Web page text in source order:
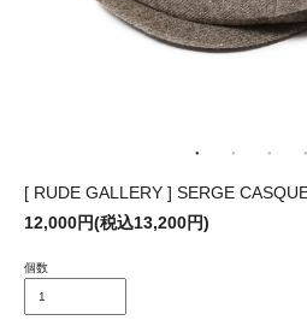
[ RUDE GALLERY ] SERGE
12,000円(税込13,200円)
個数